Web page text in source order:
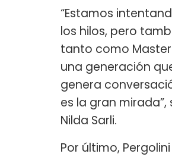
“Estamos
los hilos, pero
tanto como
una generación
genera
es la gran mirada”,
Nilda Sarli.
Por último,